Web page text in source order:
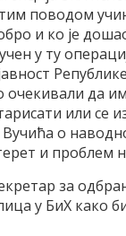
поводом
и ко је
у ту
очекивали да
или се
Вучића о
и проблем
за
у БиХ како